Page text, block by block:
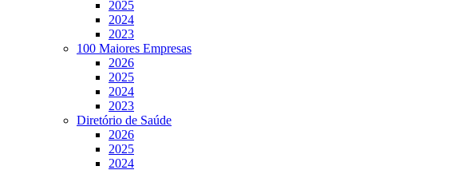
2025
2024
2023
100 Maiores Empresas
2026
2025
2024
2023
Diretório de Saúde
2026
2025
2024